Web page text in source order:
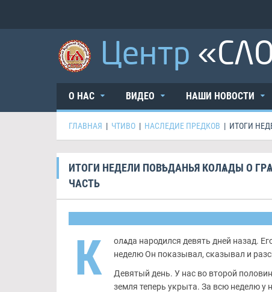
Центр
О НАС ВИДЕО НАШИ НОВОСТИ
ГЛАВНАЯ | ЧТИВО | НАСЛЕДИЕ ПРЕДКОВ | ИТОГИ
ИТОГИ НЕДЕЛИ ПОВѢДАНЬЯ КОЛѦДЫ О
ЧАСТЬ
К
олѧда народился девять дней назад.
неделю Он показывал, сказывал и
Девятый день. У нас во второй
земля теперь укрыта. За всю неделю у